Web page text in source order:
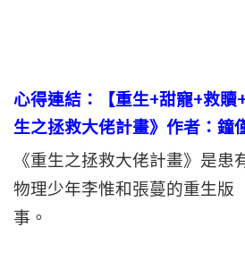
心得連結：
【重生+甜寵+救
生之拯救大佬計畫》作者：鐘
《重生之拯救大佬計畫》是患
物理少年李惟和張蔓的重生版
事。